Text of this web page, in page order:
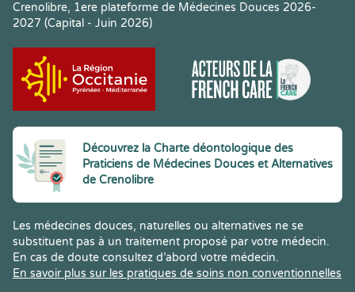
Crenolibre, 1ere plateforme de Médecines Douces 2026-
2027 (Capital - Juin 2026)
Découvrez la Charte déontologique des
Praticiens de Médecines Douces et Alternatives
de Crenolibre
Les médecines douces, naturelles ou alternatives ne se
substituent pas à un traitement proposé par votre médecin.
En cas de doute consultez d’abord votre médecin.
En savoir plus sur les pratiques de soins non conventionnelles